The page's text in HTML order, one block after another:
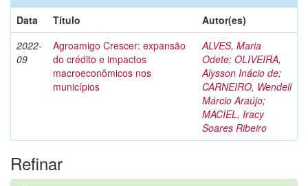
Data
Título
Autor(es)
2022-
09
Agroamigo Crescer: expansão
do crédito e impactos
macroeconômicos nos
municípios
ALVES, Maria
Odete; OLIVEIRA,
Alysson Inácio de;
CARNEIRO, Wendell
Márcio Araújo;
MACIEL, Iracy
Soares Ribeiro
Refinar